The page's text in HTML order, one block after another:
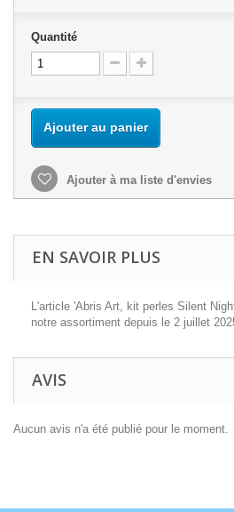
Quantité
Ajouter au panier
Ajouter à ma liste d'envies
EN SAVOIR PLUS
L'article 'Abris Art, kit perles Silent
notre assortiment depuis le 2 juillet
AVIS
Aucun avis n'a été publié pour le moment.